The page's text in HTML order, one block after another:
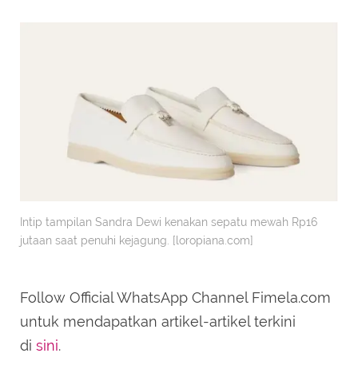
Intip tampilan Sandra Dewi kenakan sepatu mewah Rp16
jutaan saat penuhi kejagung. [loropiana.com]
Follow Official WhatsApp Channel Fimela.com
untuk mendapatkan artikel-artikel terkini
di sini.